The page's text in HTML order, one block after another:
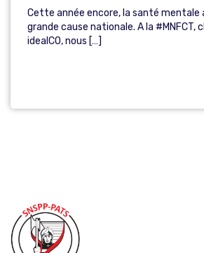
Cette année encore, la santé mentale
grande cause nationale. A la #MNFCT,
idealCO, nous […]